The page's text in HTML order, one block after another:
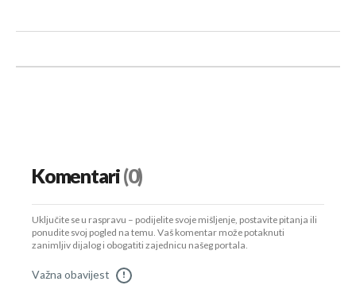
Komentari(0)
Uključite se u raspravu – podijelite svoje mišljenje, postavite pitanja ili
ponudite svoj pogled na temu. Vaš komentar može potaknuti
zanimljiv dijalog i obogatiti zajednicu našeg portala.
Važna obavijest !